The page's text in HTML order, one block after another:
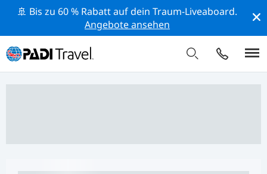
🚢 Bis zu 60 % Rabatt auf dein Traum-Liveaboard.
Angebote ansehen